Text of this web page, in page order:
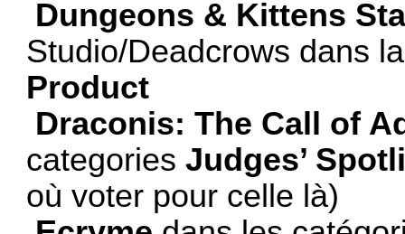
Dungeons & Kittens
Studio/Deadcrows dans
Product
Draconis: The Call of
categoriesJudges’
où voter pour celle là)